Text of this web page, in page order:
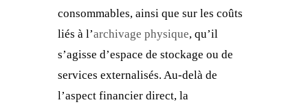
consommables, ainsi que sur les coûts
liés à l’archivage physique, qu’il
s’agisse d’espace de stockage ou de
services externalisés. Au-delà de
l’aspect financier direct, la